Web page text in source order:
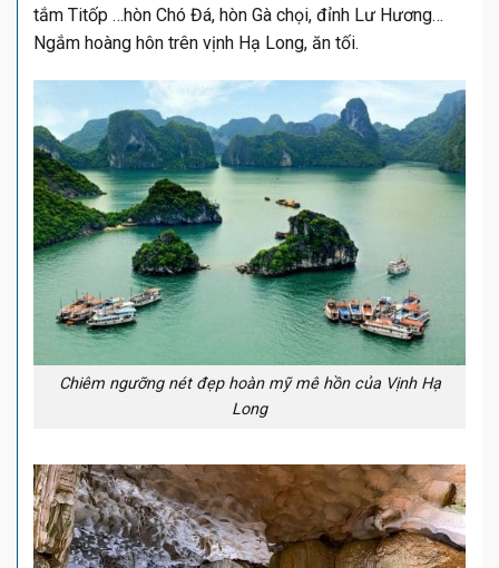
tắm Titốp …hòn Chó Đá, hòn Gà chọi, đỉnh Lư Hương…
Ngắm hoàng hôn trên vịnh Hạ Long, ăn tối.
Chiêm ngưỡng nét đẹp hoàn mỹ mê hồn của Vịnh Hạ
Long